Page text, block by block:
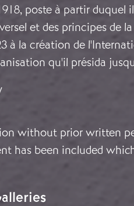
poste à partir
et des principes de
à la création de
qu'il présida
without prior written
has been included